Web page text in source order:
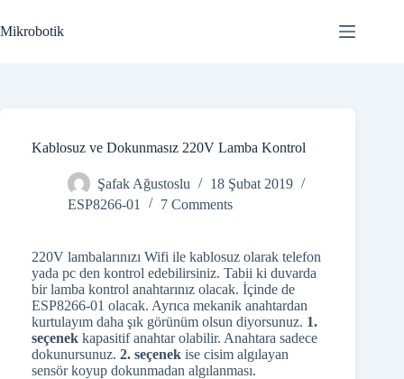
to
content
Mikrobotik
Kablosuz ve Dokunmasız 220V Lamba Kontrol
Şafak Ağustoslu
18 Şubat 2019
ESP8266-01
7 Comments
220V lambalarınızı Wifi ile kablosuz olarak telefon
yada pc den kontrol edebilirsiniz. Tabii ki duvarda
bir lamba kontrol anahtarınız olacak. İçinde de
ESP8266-01 olacak. Ayrıca mekanik anahtardan
kurtulayım daha şık görünüm olsun diyorsunuz. 1.
seçenek kapasitif anahtar olabilir. Anahtara sadece
dokunursunuz. 2. seçenek ise cisim algılayan
sensör koyup dokunmadan algılanması.